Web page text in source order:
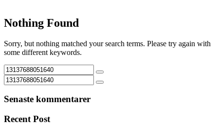
Nothing Found
Sorry, but nothing matched your search terms. Please try again with
some different keywords.
Senaste kommentarer
Recent Post